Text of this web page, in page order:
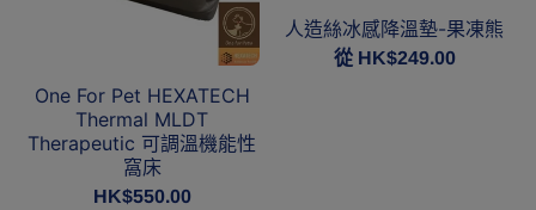
One For Pet HEXATECH
Thermal MLDT
Therapeutic 可調溫機能性
窩床
HK$550.00
人造絲冰感降溫墊-果凍熊
從 HK$249.00